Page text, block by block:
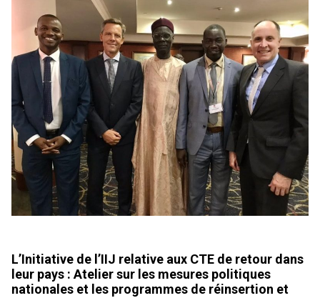
L’Initiative de l’IIJ relative aux CTE de retour dans
leur pays : Atelier sur les mesures politiques
nationales et les programmes de réinsertion et